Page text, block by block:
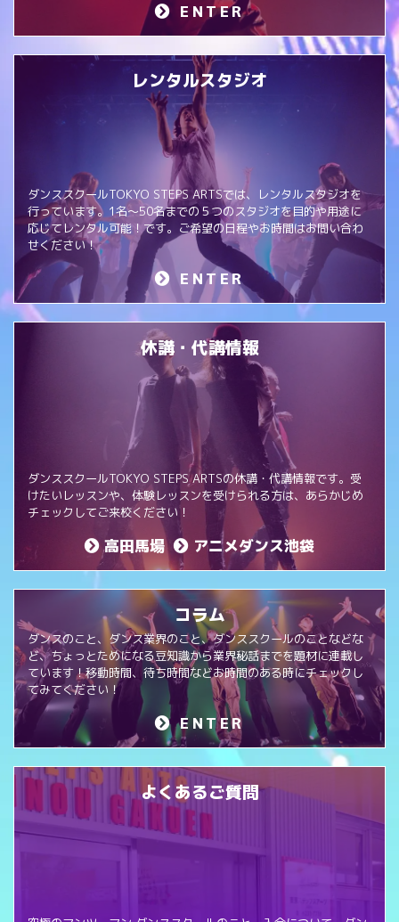
ENTER
レンタルスタジオ
ダンススクールTOKYO STEPS ARTSでは、レンタルスタジオを
行っています。1名～50名までの５つのスタジオを目的や用途に
応じてレンタル可能！です。ご希望の日程やお時間はお問い合わ
せください！
ENTER
休講・代講情報
ダンススクールTOKYO STEPS ARTSの休講・代講情報です。受
けたいレッスンや、体験レッスンを受けられる方は、あらかじめ
チェックしてご来校ください！
高田馬場 アニメダンス池袋
コラム
ダンスのこと、ダンス業界のこと、ダンススクールのことなどな
ど、ちょっとためになる豆知識から業界秘話までを題材に連載し
ています！移動時間、待ち時間などお時間のある時にチェックし
てみてください！
ENTER
よくあるご質問